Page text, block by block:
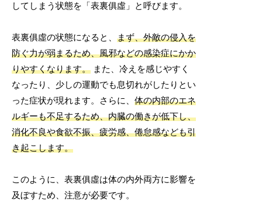
してしまう状態を「表裏俱虛」と呼びます。
表裏俱虛の状態になると、まず、外敵の侵入を
防ぐ力が弱まるため、風邪などの感染症にかか
りやすくなります。 また、冷えを感じやすく
なったり、少しの運動でも息切れがしたりとい
った症状が現れます。さらに、体の内部のエネ
ルギーも不足するため、内臓の働きが低下し、
消化不良や食欲不振、疲労感、倦怠感なども引
き起こします。
このように、表裏俱虛は体の内外両方に影響を
及ぼすため、注意が必要です。